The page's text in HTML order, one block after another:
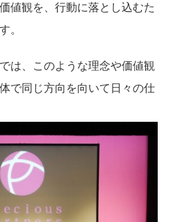
値観を、行動に落とし込むた
。
は、このような理念や価値観
で同じ方向を向いて日々の仕